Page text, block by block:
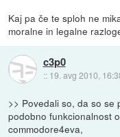
Kaj pa če te sploh ne
moralne in legalne
c3p0
:: 19. avg 2010,
>> Povedali so, da so se
podobno funkcionalnost
commodore4eva,